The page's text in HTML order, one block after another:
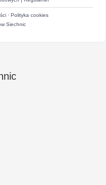
· Polityka cookies
Siechnic